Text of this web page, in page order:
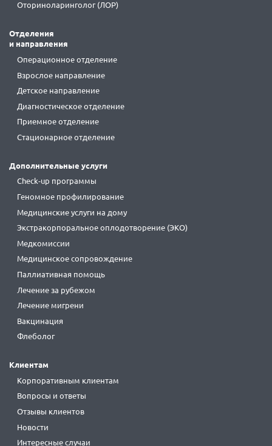
Оториноларинголог (ЛОР)
Отделения
и направления
Операционное отделение
Взрослое направление
Детское направление
Диагностическое отделение
Приемное отделение
Стационарное отделение
Дополнительные услуги
Check-up программы
Геномное профилирование
Медицинские услуги на дому
Экстракорпоральное оплодотворение (ЭКО)
Медкомиссии
Медицинское сопровождение
Паллиативная помощь
Лечение за рубежом
Лечение мигрени
Вакцинация
Флеболог
Клиентам
Корпоративным клиентам
Вопросы и ответы
Отзывы клиентов
Новости
Интересные случаи